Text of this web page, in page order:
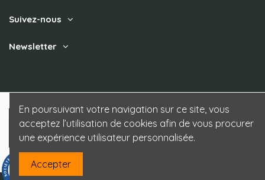
Suivez-nous
Newsletter
En poursuivant votre navigation sur ce site, vous
acceptez l’utilisation de cookies afin de vous procurer
une expérience utilisateur personnalisée.
Accepter